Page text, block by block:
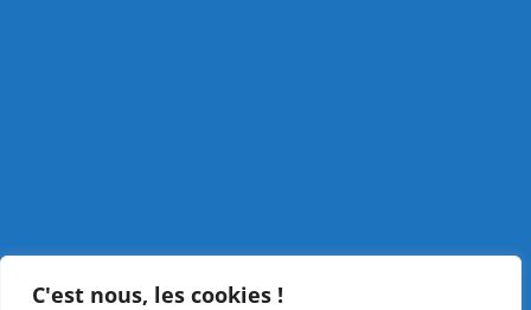
C'est nous, les cookies !